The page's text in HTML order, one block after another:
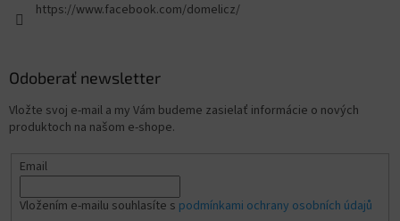
https://www.facebook.com/domelicz/
Odoberať newsletter
Vložte svoj e-mail a my Vám budeme zasielať informácie o nových
produktoch na našom e-shope.
Email
Vložením e-mailu souhlasíte s podmínkami ochrany osobních údajů